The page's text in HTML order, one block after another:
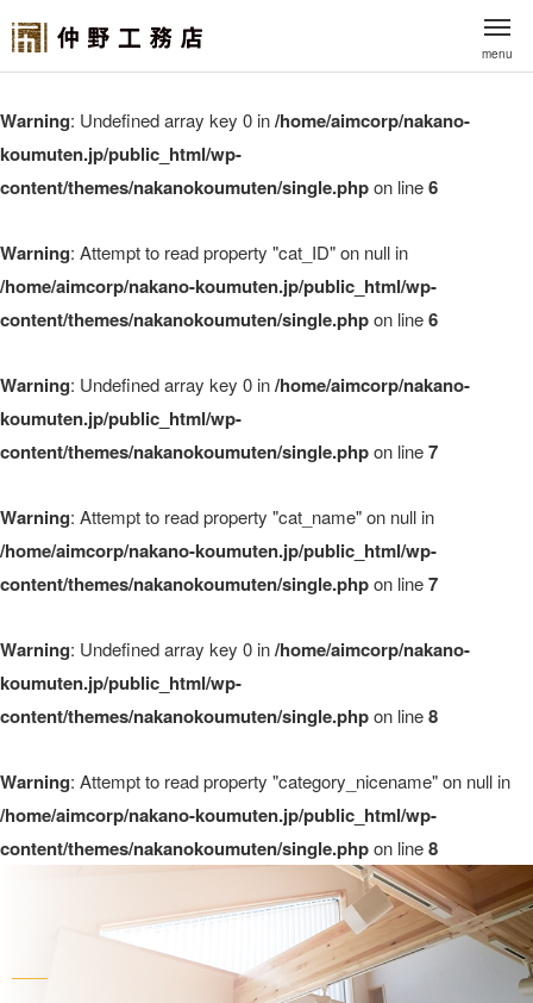
menu
Warning: Undefined array key 0 in/home/aimcorp/nakano-
koumuten.jp/public_html/wp-
content/themes/nakanokoumuten/single.phpon line6
Warning: Attempt to read property "cat_ID" on null in
/home/aimcorp/nakano-koumuten.jp/public_html/wp-
content/themes/nakanokoumuten/single.phpon line6
Warning: Undefined array key 0 in/home/aimcorp/nakano-
koumuten.jp/public_html/wp-
content/themes/nakanokoumuten/single.phpon line7
Warning: Attempt to read property "cat_name" on null in
/home/aimcorp/nakano-koumuten.jp/public_html/wp-
content/themes/nakanokoumuten/single.phpon line7
Warning: Undefined array key 0 in/home/aimcorp/nakano-
koumuten.jp/public_html/wp-
content/themes/nakanokoumuten/single.phpon line8
Warning: Attempt to read property "category_nicename" on null in
/home/aimcorp/nakano-koumuten.jp/public_html/wp-
content/themes/nakanokoumuten/single.phpon line8